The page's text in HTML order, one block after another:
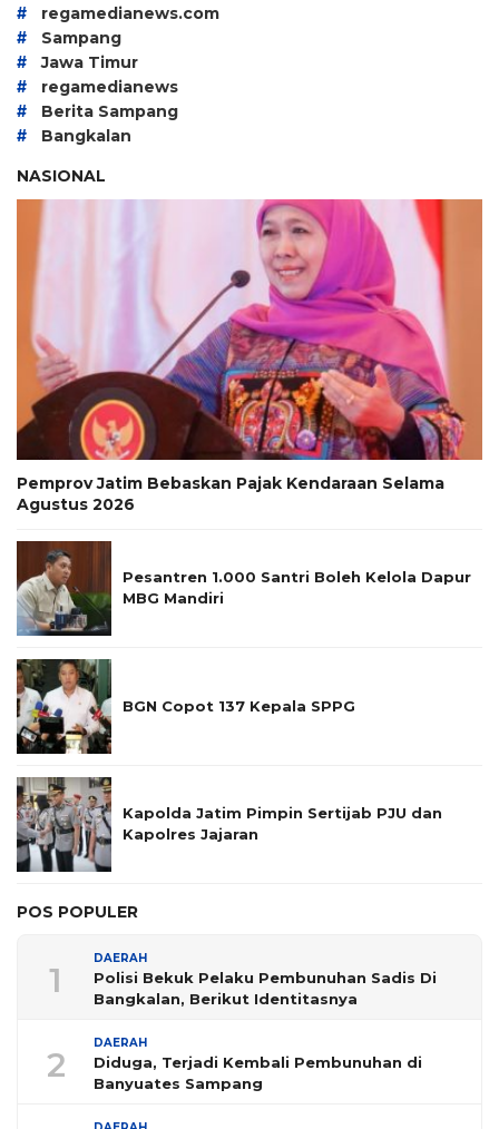
# regamedianews.com
# Sampang
# Jawa Timur
# regamedianews
# Berita Sampang
#
Bangkalan
NASIONAL
Pemprov Jatim Bebaskan Pajak Kendaraan Selama
Agustus 2026
Pesantren 1.000 Santri Boleh Kelola Dapur
MBG Mandiri
BGN Copot 137 Kepala SPPG
Kapolda Jatim Pimpin Sertijab PJU dan
Kapolres Jajaran
POS POPULER
1
DAERAH
Polisi Bekuk Pelaku Pembunuhan Sadis Di
Bangkalan, Berikut Identitasnya
2
DAERAH
Diduga, Terjadi Kembali Pembunuhan di
Banyuates Sampang